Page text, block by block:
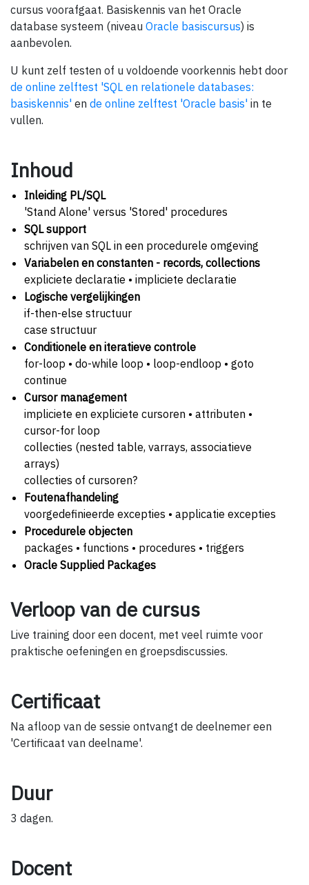
cursus voorafgaat. Basiskennis van het Oracle
database systeem (niveau Oracle basiscursus) is
aanbevolen.
U kunt zelf testen of u voldoende voorkennis hebt door
de online zelftest 'SQL en relationele databases:
basiskennis' en de online zelftest 'Oracle basis' in te
vullen.
Inhoud
Inleiding PL/SQL
'Stand Alone' versus 'Stored' procedures
SQL support
schrijven van SQL in een procedurele omgeving
Variabelen en constanten - records, collections
expliciete declaratie • impliciete declaratie
Logische vergelijkingen
if-then-else structuur
case structuur
Conditionele en iteratieve controle
for-loop • do-while loop • loop-endloop • goto
continue
Cursor management
impliciete en expliciete cursoren • attributen •
cursor-for loop
collecties (nested table, varrays, associatieve
arrays)
collecties of cursoren?
Foutenafhandeling
voorgedefinieerde excepties • applicatie excepties
Procedurele objecten
packages • functions • procedures • triggers
Oracle Supplied Packages
Verloop van de cursus
Live training door een docent, met veel ruimte voor
praktische oefeningen en groepsdiscussies.
Certificaat
Na afloop van de sessie ontvangt de deelnemer een
'Certificaat van deelname'.
Duur
3 dagen.
Docent